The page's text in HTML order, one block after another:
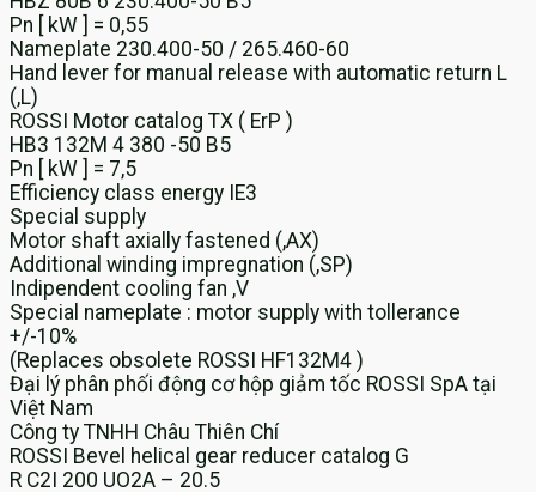
Pn [ kW ] = 0,55
Nameplate 230.400-50 / 265.460-60
Hand lever for manual release with automatic return L
(,L)
ROSSI Motor catalog TX ( ErP )
HB3 132M 4 380 -50 B5
Pn [ kW ] = 7,5
Efficiency class energy IE3
Special supply
Motor shaft axially fastened (,AX)
Additional winding impregnation (,SP)
Indipendent cooling fan ,V
Special nameplate : motor supply with tollerance
+/-10%
(Replaces obsolete ROSSI HF132M4 )
Đại lý phân phối động cơ hộp giảm tốc ROSSI SpA tại
Việt Nam
Công ty TNHH Châu Thiên Chí
ROSSI Bevel helical gear reducer catalog G
R C2I 200 UO2A – 20.5